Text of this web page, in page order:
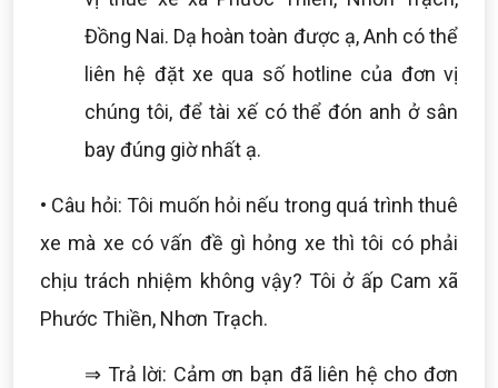
Đồng Nai. Dạ hoàn toàn được ạ, Anh có thể
liên hệ đặt xe qua số hotline của đơn vị
chúng tôi, để tài xế có thể đón anh ở sân
bay đúng giờ nhất ạ.
• Câu hỏi: Tôi muốn hỏi nếu trong quá trình thuê
xe mà xe có vấn đề gì hỏng xe thì tôi có phải
chịu trách nhiệm không vậy? Tôi ở ấp Cam xã
Phước Thiền, Nhơn Trạch.
⇒ Trả lời: Cảm ơn bạn đã liên hệ cho đơn